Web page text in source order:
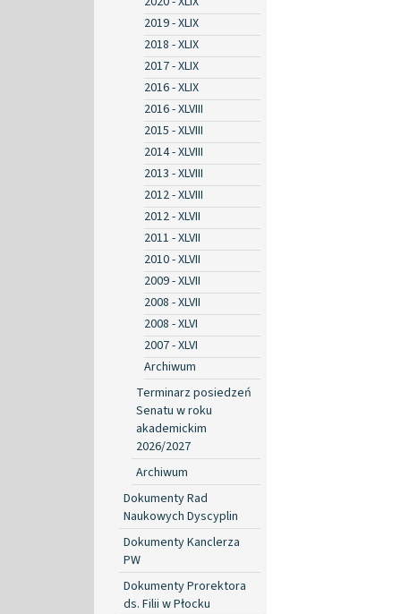
2019 - XLIX
2018 - XLIX
2017 - XLIX
2016 - XLIX
2016 - XLVIII
2015 - XLVIII
2014 - XLVIII
2013 - XLVIII
2012 - XLVIII
2012 - XLVII
2011 - XLVII
2010 - XLVII
2009 - XLVII
2008 - XLVII
2008 - XLVI
2007 - XLVI
Archiwum
Terminarz posiedzeń
Senatu w roku
akademickim
2026/2027
Archiwum
Dokumenty Rad
Naukowych Dyscyplin
Dokumenty Kanclerza
PW
Dokumenty Prorektora
ds. Filii w Płocku